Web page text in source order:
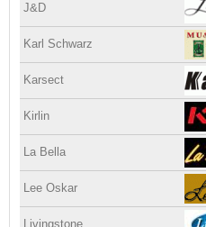
J&D
Karl Schwarz
Karsect
Kirlin
La Bella
Lee Oskar
Livingstone